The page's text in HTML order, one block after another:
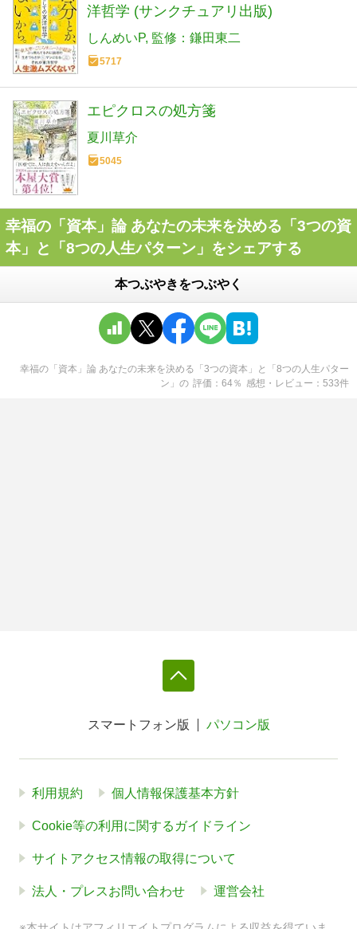
洋哲学 (サンクチュアリ出版)
しんめいP 監修：鎌田東二
5717
エピクロスの処方箋
夏川草介
5045
幸福の「資本」論 あなたの未来を決める「3つの資
本」と「8つの人生パターン」をシェアする
本つぶやきをつぶやく
幸福の「資本」論 あなたの未来を決める「3つの資本」と「8つの人生パター
ン」 の 評価 64％ 感想・レビュー 533件
スマートフォン版 パソコン版
利用規約 個人情報保護基本方針
Cookie等の利用に関するガイドライン
サイトアクセス情報の取得について
法人・プレスお問い合わせ 運営会社